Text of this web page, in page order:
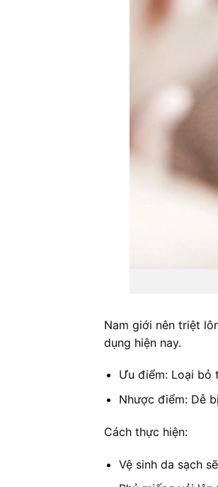
Nam giới nên triệt
dụng hiện nay.
Ưu điểm: Loại bỏ
Nhược điểm: Dễ
Cách thực hiện:
Vệ sinh da sạch